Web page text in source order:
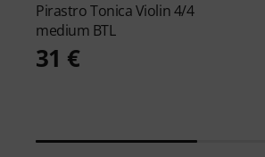
PirastroTonica Violin 4/4
medium BTL
31 €